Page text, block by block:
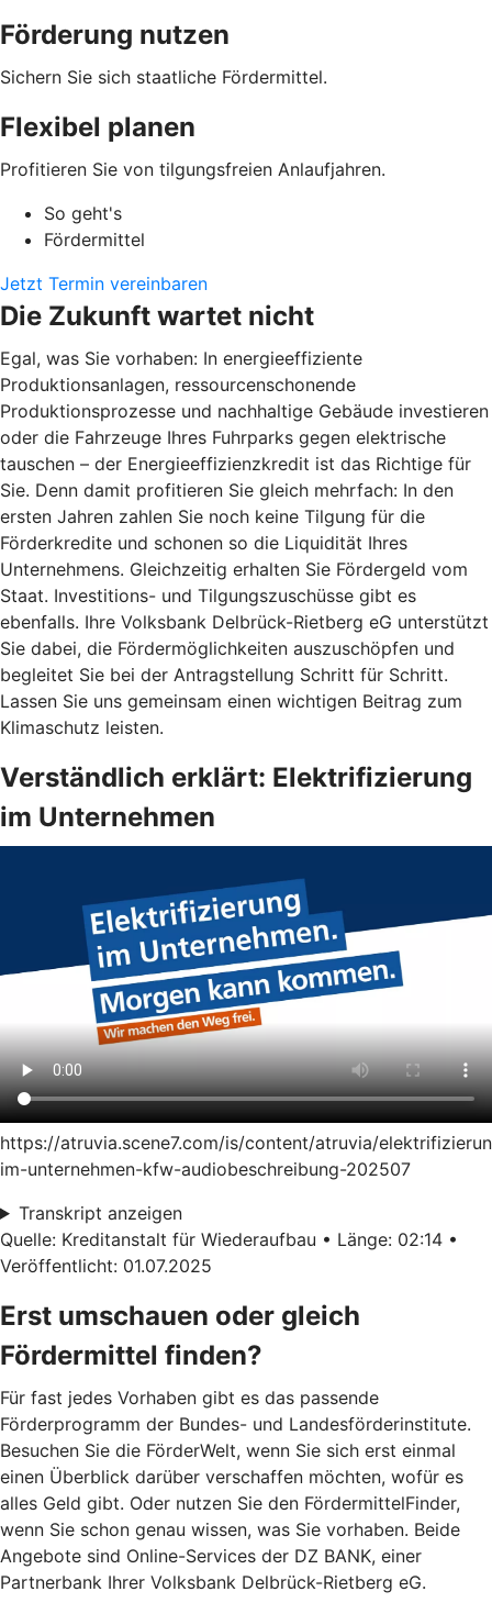
Förderung nutzen
Sichern Sie sich staatliche Fördermittel.
Flexibel planen
Profitieren Sie von tilgungsfreien Anlaufjahren.
So geht's
Fördermittel
Jetzt Termin vereinbaren
Die Zukunft wartet nicht
Egal, was Sie vorhaben: In energieeffiziente
Produktionsanlagen, ressourcenschonende
Produktionsprozesse und nachhaltige Gebäude investieren
oder die Fahrzeuge Ihres Fuhrparks gegen elektrische
tauschen – der Energieeffizienzkredit ist das Richtige für
Sie. Denn damit profitieren Sie gleich mehrfach: In den
ersten Jahren zahlen Sie noch keine Tilgung für die
Förderkredite und schonen so die Liquidität Ihres
Unternehmens. Gleichzeitig erhalten Sie Fördergeld vom
Staat. Investitions- und Tilgungszuschüsse gibt es
ebenfalls. Ihre Volksbank Delbrück-Rietberg eG unterstützt
Sie dabei, die Fördermöglichkeiten auszuschöpfen und
begleitet Sie bei der Antragstellung Schritt für Schritt.
Lassen Sie uns gemeinsam einen wichtigen Beitrag zum
Klimaschutz leisten.
Verständlich erklärt: Elektrifizierung
im Unternehmen
https://atruvia.scene7.com/is/content/atruvia/
im-unternehmen-kfw-audiobeschreibung-202507
Transkript anzeigen
Quelle: Kreditanstalt für Wiederaufbau • Länge: 02:14 •
Veröffentlicht: 01.07.2025
Erst umschauen oder gleich
Fördermittel finden?
Für fast jedes Vorhaben gibt es das passende
Förderprogramm der Bundes- und Landesförderinstitute.
Besuchen Sie die FörderWelt, wenn Sie sich erst einmal
einen Überblick darüber verschaffen möchten, wofür es
alles Geld gibt. Oder nutzen Sie den FördermittelFinder,
wenn Sie schon genau wissen, was Sie vorhaben. Beide
Angebote sind Online-Services der DZ BANK, einer
Partnerbank Ihrer Volksbank Delbrück-Rietberg eG.